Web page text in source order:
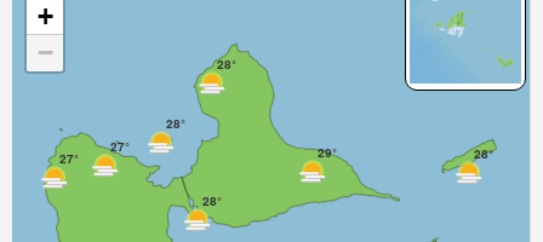
28°
27°
28°
28°
29°
28°
27°
+
−